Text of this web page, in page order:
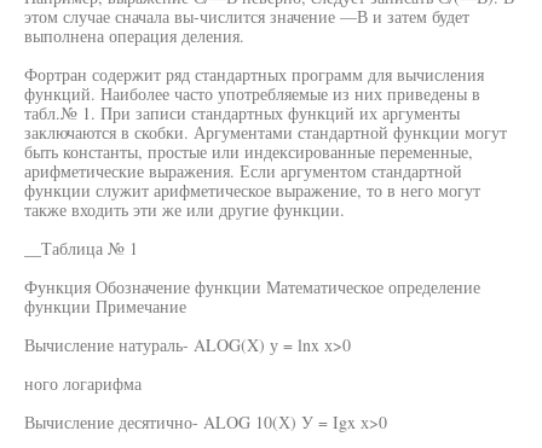
этом случае сначала вы-числится значение —В и затем будет
выполнена операция деления.
Фортран содержит ряд стандартных программ для вычисления
функций. Наиболее часто употребляемые из них приведены в
табл.№ 1. При записи стандартных функций их аргументы
заключаются в скобки. Аргументами стандартной функции могут
быть константы, простые или индексированные переменные,
арифметические выражения. Если аргументом стандартной
функции служит арифметическое выражение, то в него могут
также входить эти же или другие функции.
__Таблица № 1
Функция Обозначение функции Математическое определение
функции Примечание
Вычисление натураль- ALOG(X) у = lnx х>0
ного логарифма
Вычисление десятично- ALOG 10(Х) У = Igx х>0